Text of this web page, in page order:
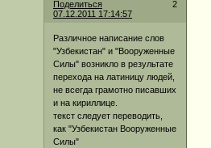
Поделиться
2
07.12.2011 17:14:57
Различное написание слов
"Узбекистан" и "Вооруженные
Силы" возникло в результате
перехода на латиницу людей,
не всегда грамотно писавших
и на кириллице.
текст следует переводить,
как "Узбекистан Вооруженные
Силы"